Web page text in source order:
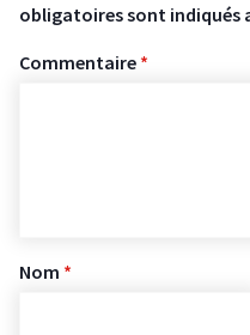
obligatoires sont indiqués
Commentaire *
Nom *